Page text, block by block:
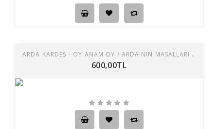
ARDA KARDEŞ - OY ANAM OY / ARDA'NIN MASALLARI 45 LIK PLAK
600,00TL